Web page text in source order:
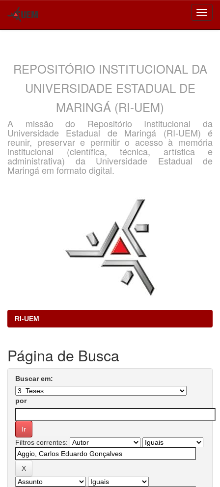
REPOSITÓRIO INSTITUCIONAL DA
UNIVERSIDADE ESTADUAL DE
MARINGÁ (RI-UEM)
A missão do Repositório Institucional da
Universidade Estadual de Maringá (RI-UEM) é
reunir, preservar e permitir o acesso à memória
institucional (científica, técnica, artística e
administrativa) da Universidade Estadual de
Maringá em formato digital.
RI-UEM
Página de Busca
Buscar em:
por
Filtros correntes: